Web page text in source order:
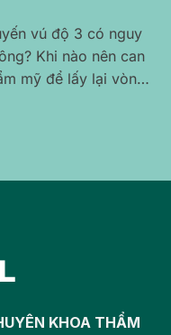
vú độ 3 có nguy
Khi nào nên can
mỹ để lấy lại vòng
KHOA THẨM